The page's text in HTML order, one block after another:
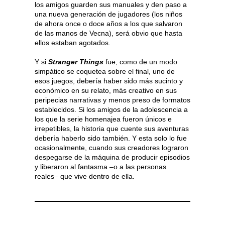
los amigos guarden sus manuales y den paso a
una nueva generación de jugadores (los niños
de ahora once o doce años a los que salvaron
de las manos de Vecna), será obvio que hasta
ellos estaban agotados.
Y si Stranger Things fue, como de un modo
simpático se coquetea sobre el final, uno de
esos juegos, debería haber sido más sucinto y
económico en su relato, más creativo en sus
peripecias narrativas y menos preso de formatos
establecidos. Si los amigos de la adolescencia a
los que la serie homenajea fueron únicos e
irrepetibles, la historia que cuente sus aventuras
debería haberlo sido también. Y esta solo lo fue
ocasionalmente, cuando sus creadores lograron
despegarse de la máquina de producir episodios
y liberaron al fantasma –o a las personas
reales– que vive dentro de ella.